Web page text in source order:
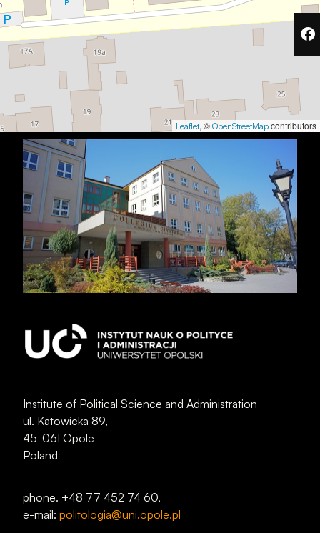
Leaflet, © OpenStreetMap contributors
Institute of Political Science and Administration
ul. Katowicka 89,
45-061 Opole
Poland
phone. +48 77 452 74 60,
e-mail:politologia@uni.opole.pl
Udostępniając
swoje
odwiedzania naszej
strony, zwiększasz
szansę na
zobaczenie
treści i ofert.